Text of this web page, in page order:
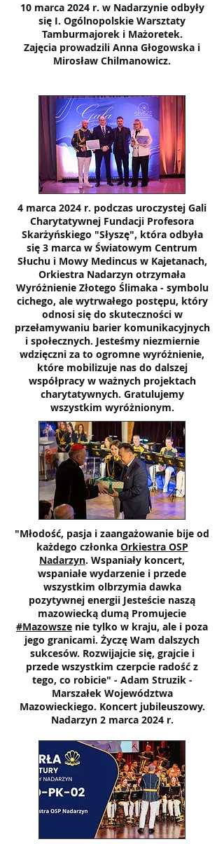
10 marca 2024 r. w Nadarzynie odbyły
się I. Ogólnopolskie Warsztaty
Tamburmajorek i Mażoretek.
Zajęcia prowadzili Anna Głogowska i
Mirosław Chilmanowicz.
4 marca 2024 r. podczas uroczystej Gali
Charytatywnej Fundacji Profesora
Skarżyńskiego "Słyszę", która odbyła
się 3 marca w Światowym Centrum
Słuchu i Mowy Medincus w Kajetanach,
Orkiestra Nadarzyn otrzymała
Wyróżnienie Złotego Ślimaka - symbolu
cichego, ale wytrwałego postępu, który
odnosi się do skuteczności w
przełamywaniu barier komunikacyjnych
i społecznych. Jesteśmy niezmiernie
wdzięczni za to ogromne wyróżnienie,
które mobilizuje nas do dalszej
współpracy w ważnych projektach
charytatywnych. Gratulujemy
wszystkim wyróżnionym.
"Młodość, pasja i zaangażowanie bije od
każdego członka Orkiestra OSP
Nadarzyn. Wspaniały koncert,
wspaniałe wydarzenie i przede
wszystkim olbrzymia dawka
pozytywnej energii Jesteście naszą
mazowiecką dumą Promujecie
#Mazowsze nie tylko w kraju, ale i poza
jego granicami. Życzę Wam dalszych
sukcesów. Rozwijajcie się, grajcie i
przede wszystkim czerpcie radość z
tego, co robicie" - Adam Struzik -
Marszałek Województwa
Mazowieckiego. Koncert jubileuszowy.
Nadarzyn 2 marca 2024 r.